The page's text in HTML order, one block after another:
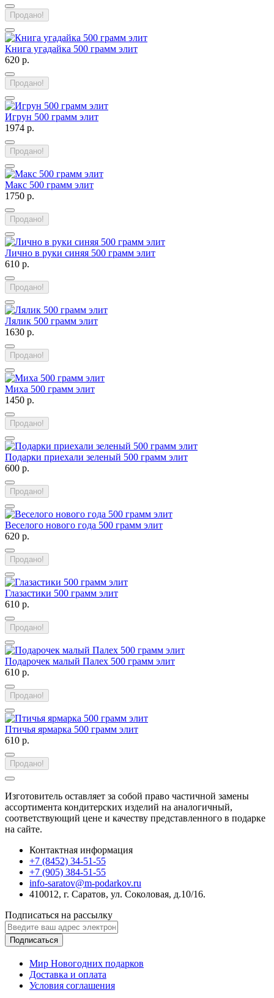
Продано!
Книга угадайка 500 грамм элит
620 р.
Продано!
Игрун 500 грамм элит
1974 р.
Продано!
Макс 500 грамм элит
1750 р.
Продано!
Лично в руки синяя 500 грамм элит
610 р.
Продано!
Лялик 500 грамм элит
1630 р.
Продано!
Миха 500 грамм элит
1450 р.
Продано!
Подарки приехали зеленый 500 грамм элит
600 р.
Продано!
Веселого нового года 500 грамм элит
620 р.
Продано!
Глазастики 500 грамм элит
610 р.
Продано!
Подарочек малый Палех 500 грамм элит
610 р.
Продано!
Птичья ярмарка 500 грамм элит
610 р.
Продано!
Изготовитель оставляет за собой право частичной замены
ассортимента кондитерских изделий на аналогичный,
соответствующий цене и качеству представленного в подарке
на сайте.
Контактная информация
+7 (8452) 34-51-55
+7 (905) 384-51-55
info-saratov@m-podarkov.ru
410012, г. Саратов, ул. Соколовая, д.10/16.
Подписаться на рассылку
Подписаться
Мир Новогодних подарков
Доставка и оплата
Условия соглашения